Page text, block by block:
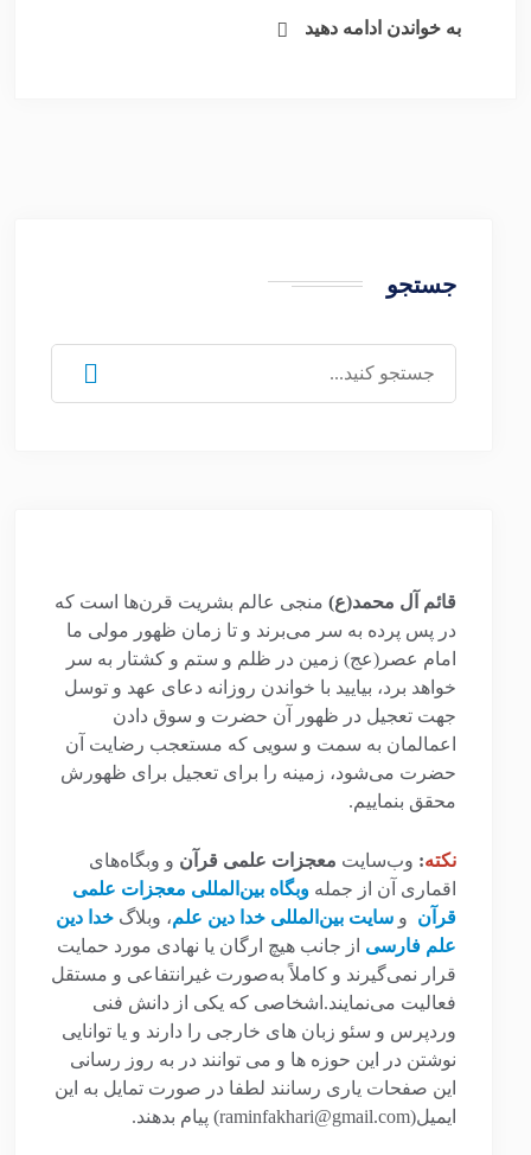
به خواندن ادامه دهید
جستجو
برای:
قائم آل محمد(ع) منجی عالم بشریت قرن‌ها است که
در پس پرده به سر می‌برند و تا زمان ظهور مولی ما
امام عصر(عج) زمین در ظلم و ستم و کشتار به سر
خواهد برد، بیایید با خواندن روزانه دعای عهد و توسل
جهت تعجیل در ظهور آن حضرت و سوق دادن
اعمالمان به سمت و سویی که مستعجب رضایت آن
حضرت می‌شود، زمینه را برای تعجیل برای ظهورش
محقق بنماییم.
نکته: وب‌سایت معجزات علمی قرآن و وبگاه‌های
اقماری آن از جمله وبگاه بین‌المللی معجزات علمی
قرآن و سایت بین‌المللی خدا دین علم، وبلاگ خدا دین
علم فارسی از جانب هیچ ارگان یا نهادی مورد حمایت
قرار نمی‌گیرند و کاملاً به‌صورت غیرانتفاعی و مستقل
فعالیت می‌نمایند.اشخاصی که یکی از دانش فنی
وردپرس و سئو زبان های خارجی را دارند و یا توانایی
نوشتن در این حوزه ها و می توانند در به روز رسانی
این صفحات یاری رسانند لطفا در صورت تمایل به این
ایمیل(raminfakhari@gmail.com) پیام بدهند.